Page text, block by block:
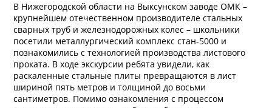
В Нижегородской области на Выксунском заводе ОМК –
крупнейшем отечественном производителе стальных
сварных труб и железнодорожных колес – школьники
посетили металлургический комплекс стан-5000 и
познакомились с технологией производства листового
проката. В ходе экскурсии ребята увидели, как
раскаленные стальные плиты превращаются в лист
шириной пять метров и толщиной до восьми
сантиметров. Помимо ознакомления с процессом